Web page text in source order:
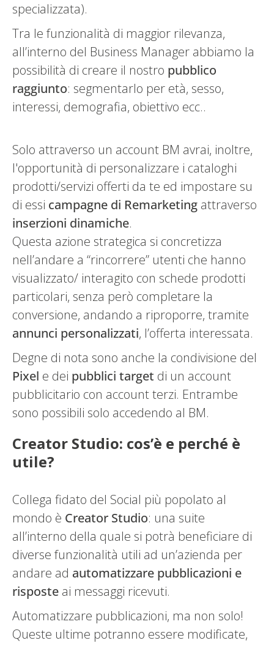
specializzata).
Tra le funzionalità di maggior rilevanza,
all’interno del Business Manager abbiamo la
possibilità di creare il nostro pubblico
raggiunto: segmentarlo per età, sesso,
interessi, demografia, obiettivo ecc..
Solo attraverso un account BM avrai, inoltre,
l'opportunità di personalizzare i cataloghi
prodotti/servizi offerti da te ed impostare su
di essi campagne di Remarketing attraverso
inserzioni dinamiche.
Questa azione strategica si concretizza
nell’andare a “rincorrere” utenti che hanno
visualizzato/ interagito con schede prodotti
particolari, senza però completare la
conversione, andando a riproporre, tramite
annunci personalizzati, l’offerta interessata.
Degne di nota sono anche la condivisione del
Pixel e dei pubblici target di un account
pubblicitario con account terzi. Entrambe
sono possibili solo accedendo al BM.
Creator Studio: cos’è e perché è
utile?
Collega fidato del Social più popolato al
mondo è Creator Studio: una suite
all’interno della quale si potrà beneficiare di
diverse funzionalità utili ad un’azienda per
andare ad automatizzare pubblicazioni e
risposte ai messaggi ricevuti.
Automatizzare pubblicazioni, ma non solo!
Queste ultime potranno essere modificate,